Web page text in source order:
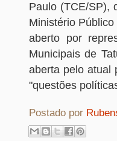
Paulo (TCE/SP),
Ministério
aberto por
Municipais de
aberta pelo atual
"questões
Postado por